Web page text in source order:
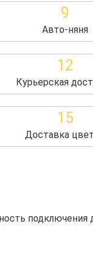
9
Авто-няня
12
Курьерская
15
Доставка
подключения